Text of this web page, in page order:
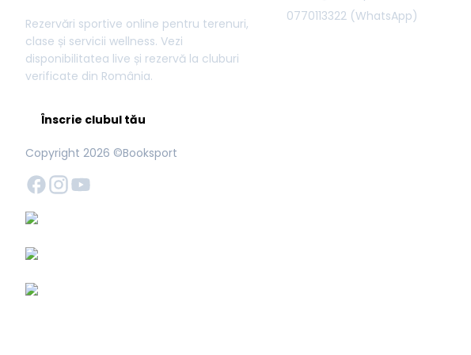
Rezervări sportive online pentru terenuri,
clase și servicii wellness. Vezi
disponibilitatea live și rezervă la cluburi
verificate din România.
Înscrie clubul tău
Copyright 2026 ©Booksport
0770113322 (WhatsApp)